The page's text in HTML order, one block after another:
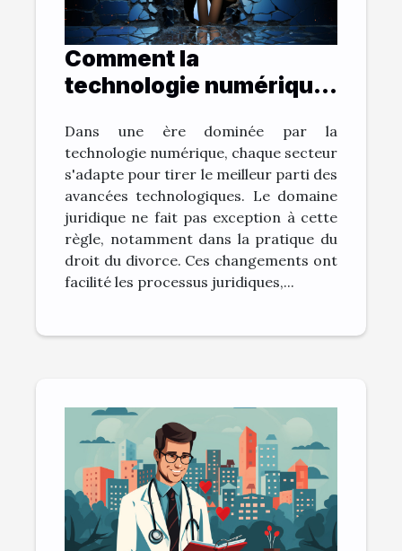
Comment la
technologie numérique
droit du divorce
Dans une ère dominée par la
technologie numérique, chaque secteur
s'adapte pour tirer le meilleur parti des
avancées technologiques. Le domaine
juridique ne fait pas exception à cette
règle, notamment dans la pratique du
droit du divorce. Ces changements ont
facilité les processus juridiques,...